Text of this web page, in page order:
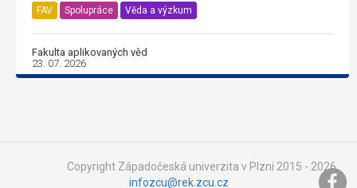
FAV Spolupráce Věda a výzkum
Fakulta aplikovaných věd
23. 07. 2026
Copyright Západočeská univerzita v Plzni 2015 - 2026,
infozcu@rek.zcu.cz